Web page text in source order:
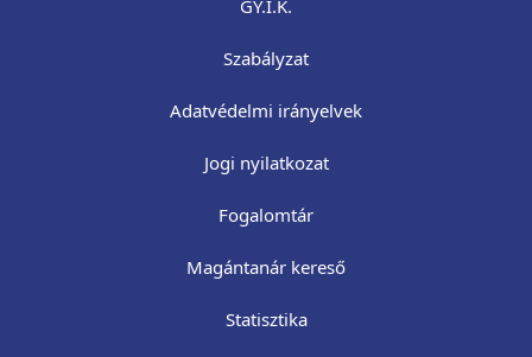
GY.I.K.
Szabályzat
Adatvédelmi irányelvek
Jogi nyilatkozat
Fogalomtár
Magántanár kereső
Statisztika